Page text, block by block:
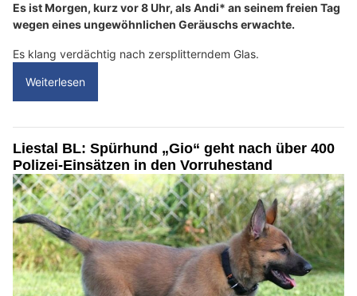
Es ist Morgen, kurz vor 8 Uhr, als Andi* an seinem freien Tag
wegen eines ungewöhnlichen Geräuschs erwachte.
Es klang verdächtig nach zersplitterndem Glas.
Weiterlesen
Liestal BL: Spürhund „Gio“ geht nach über 400
Polizei-Einsätzen in den Vorruhestand